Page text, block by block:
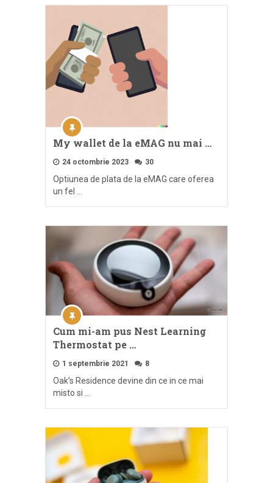
My wallet de la eMAG nu mai …
24 octombrie 2023 30
Optiunea de plata de la eMAG care oferea
un fel …
Cum mi-am pus Nest Learning
Thermostat pe …
1 septembrie 2021 8
Oak’s Residence devine din ce in ce mai
misto si …